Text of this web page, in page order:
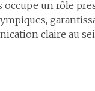
occupe un rôle
claire au